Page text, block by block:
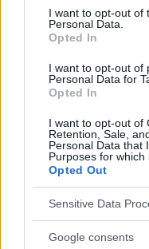
consent section.
I want to opt-out of
Personal Data.
Opted In
I want to opt-out of
Personal Data for
Opted In
I want to opt-out of
Retention, Sale,
Personal Data that
Purposes for which
Opted Out
Sensitive Data
Google consents
Steigerung der energie
polskim
Die Inhalte und
Bildungs- und
Redaktion der Website
Anwendung
der Website verwenden,
zu konsultieren.